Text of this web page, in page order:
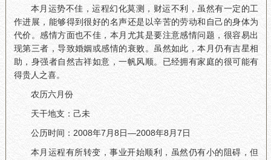
本月运势不佳，运程幻化莫测，财运不利，虽然有一定的工
作进展，能够得到很好的名声还是以辛苦的劳动和自己的身体为
代价。感情方面也不佳，本月尤其是要注意感情问题，很容易出
现第三者，导致婚姻或感情的衰败。虽然如此，本月仍有吉星相
助，身强者自然吉祥如意，一帆风顺。已经拥有家庭的很可能有
得贵人之喜。
农历六月份
天干地支：己未
公历时间：2008年7月8日—2008年8月7日
本月运程有所转变，事业开始顺利，虽然仍有小的阻碍，但